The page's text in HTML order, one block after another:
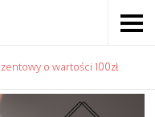
o wartości 100zł